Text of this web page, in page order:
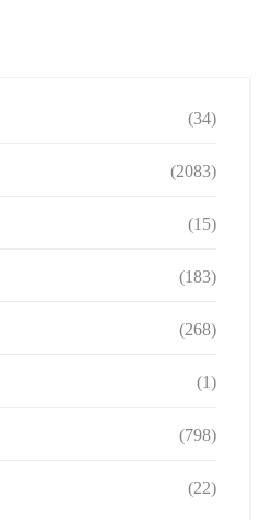
(34)
(2083)
(15)
(183)
(268)
(1)
(798)
(22)